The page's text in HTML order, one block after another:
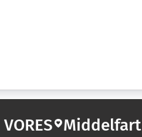
VORES Middelfart